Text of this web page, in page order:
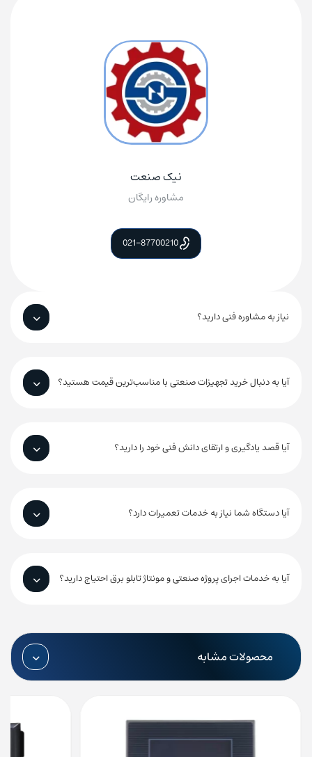
نیک صنعت
مشاوره رایگان
021-87700210
نیاز به مشاوره فنی دارید؟
آیا به دنبال خرید تجهیزات صنعتی با مناسب‌ترین قیمت هستید؟
آیا قصد یادگیری و ارتقای دانش فنی خود را دارید؟
آیا دستگاه شما نیاز به خدمات تعمیرات دارد؟
آیا به خدمات اجرای پروژه صنعتی و مونتاژ تابلو برق احتیاج دارید؟
محصولات مشابه